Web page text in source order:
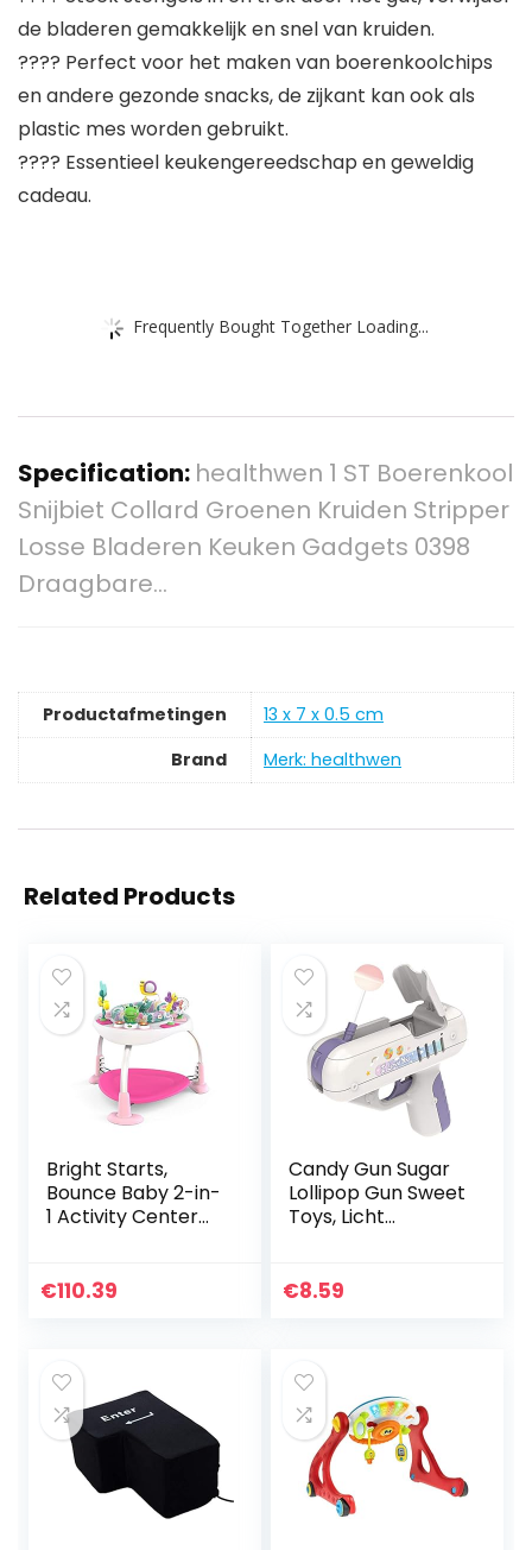
de bladeren gemakkelijk en snel van kruiden.
???? Perfect voor het maken van boerenkoolchips
en andere gezonde snacks, de zijkant kan ook als
plastic mes worden gebruikt.
???? Essentieel keukengereedschap en geweldig
cadeau.
Frequently Bought Together Loading...
Specification: healthwen 1 ST Boerenkool
Snijbiet Collard Groenen Kruiden Stripper
Losse Bladeren Keuken Gadgets 0398
Draagbare…
Productafmetingen
‎13 x 7 x 0.5 cm
Brand
Merk: healthwen
Related Products
Bright Starts,
Bounce Baby 2-in-
1 Activity Center
handpalmen met
€110.39
Candy Gun Sugar
Lollipop Gun Sweet
Toys, Licht
Speelgoed
€8.59